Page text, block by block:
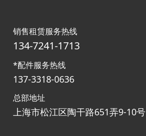
销售租赁服务热线
134-7241-1713
*配件服务热线
137-3318-0636
总部地址
上海市松江区陶干路651弄9-10号